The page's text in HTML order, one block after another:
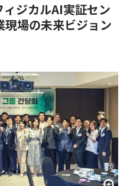
ジカルAI実証セン
場の未来ビジョン